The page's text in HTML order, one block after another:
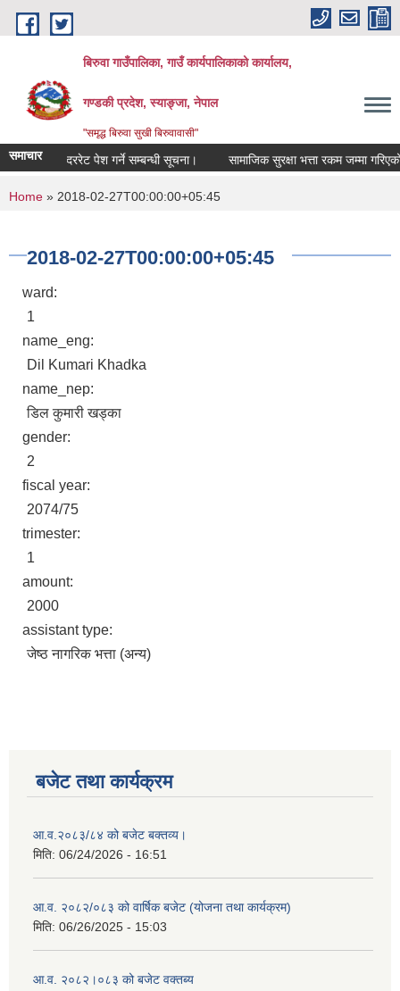
Skip to main content
बिरुवा गाउँपालिका, गाउँ कार्यपालिकाको कार्यालय,
गण्डकी प्रदेश, स्याङ्जा, नेपाल
"समृद्ध बिरुवा सुखी बिरुवावासी"
समाचार दररेट पेश गर्ने सम्बन्धी सूचना। सामाजिक सुरक्षा भत्ता रकम जम्मा गरिएको
You are here
Home » 2018-02-27T00:00:00+05:45
2018-02-27T00:00:00+05:45
ward:
1
name_eng:
Dil Kumari Khadka
name_nep:
डिल कुमारी खड्का
gender:
2
fiscal year:
2074/75
trimester:
1
amount:
2000
assistant type:
जेष्ठ नागरिक भत्ता (अन्य)
बजेट तथा कार्यक्रम
आ.व.२०८३/८४ को बजेट बक्तव्य।
मिति: 06/24/2026 - 16:51
आ.व. २०८२/०८३ को वार्षिक बजेट (योजना तथा कार्यक्रम)
मिति: 06/26/2025 - 15:03
आ.व. २०८२।०८३ को बजेट वक्तब्य